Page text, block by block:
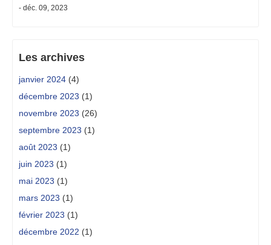
- déc. 09, 2023
Les archives
janvier 2024 (4)
décembre 2023 (1)
novembre 2023 (26)
septembre 2023 (1)
août 2023 (1)
juin 2023 (1)
mai 2023 (1)
mars 2023 (1)
février 2023 (1)
décembre 2022 (1)